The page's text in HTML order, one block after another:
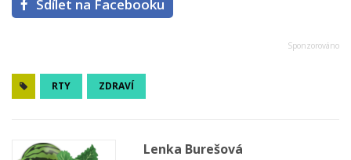
Sdílet na Facebooku
RTY ZDRAVÍ
Lenka Burešová